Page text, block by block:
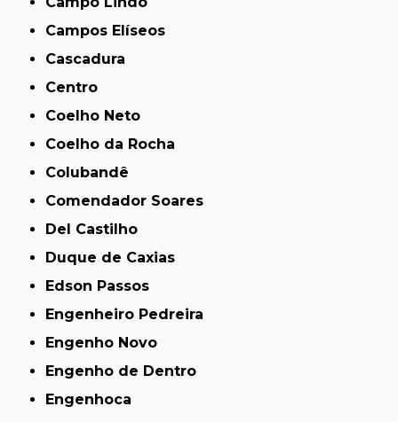
Campos Elíseos
Cascadura
Centro
Coelho Neto
Coelho da Rocha
Colubandê
Comendador Soares
Del Castilho
Duque de Caxias
Edson Passos
Engenheiro Pedreira
Engenho Novo
Engenho de Dentro
Engenhoca